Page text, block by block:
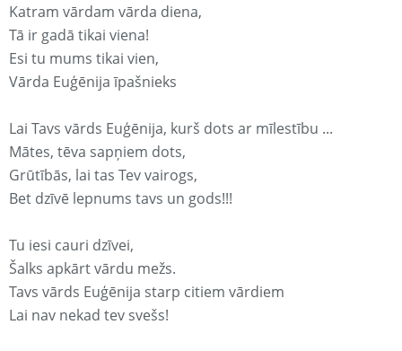
Katram vārdam vārda diena,
Tā ir gadā tikai viena!
Esi tu mums tikai vien,
Vārda Euģēnija īpašnieks
Lai Tavs vārds Euģēnija, kurš dots ar mīlestību ...
Mātes, tēva sapņiem dots,
Grūtībās, lai tas Tev vairogs,
Bet dzīvē lepnums tavs un gods!!!
Tu iesi cauri dzīvei,
Šalks apkārt vārdu mežs.
Tavs vārds Euģēnija starp citiem vārdiem
Lai nav nekad tev svešs!